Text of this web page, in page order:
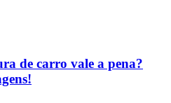
de carro vale a pena?